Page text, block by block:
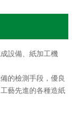
設備、紙加工機
的檢測手段，優良
藝先進的各種造紙